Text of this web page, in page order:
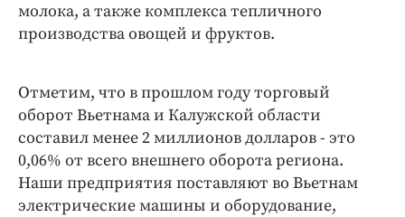
молока, а также комплекса тепличного
производства овощей и фруктов.
Отметим, что в прошлом году торговый
оборот Вьетнама и Калужской области
составил менее 2 миллионов долларов - это
0,06% от всего внешнего оборота региона.
Наши предприятия поставляют во Вьетнам
электрические машины и оборудование,